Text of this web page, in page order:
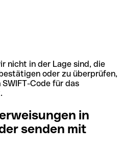
nicht in der Lage sind, die
oder zu überprüfen,
Code für das
in
senden mit